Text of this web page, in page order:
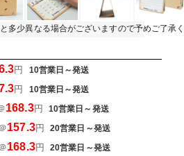
多少異なる場合がございますので予めご了承
円 10営業日～発送
円 10営業日～発送
168.3円 10営業日～発送
157.3円20営業日～発送
168.3円20営業日～発送